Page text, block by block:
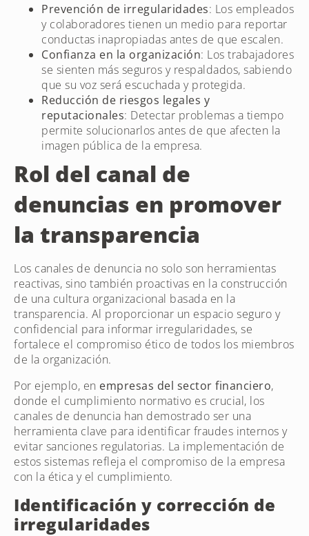
Prevención de irregularidades: Los empleados
y colaboradores tienen un medio para reportar
conductas inapropiadas antes de que escalen.
Confianza en la organización: Los trabajadores
se sienten más seguros y respaldados, sabiendo
que su voz será escuchada y protegida.
Reducción de riesgos legales y
reputacionales: Detectar problemas a tiempo
permite solucionarlos antes de que afecten la
imagen pública de la empresa.
Rol del canal de
denuncias en promover
la transparencia
Los canales de denuncia no solo son herramientas
reactivas, sino también proactivas en la construcción
de una cultura organizacional basada en la
transparencia. Al proporcionar un espacio seguro y
confidencial para informar irregularidades, se
fortalece el compromiso ético de todos los miembros
de la organización.
Por ejemplo, en empresas del sector financiero,
donde el cumplimiento normativo es crucial, los
canales de denuncia han demostrado ser una
herramienta clave para identificar fraudes internos y
evitar sanciones regulatorias. La implementación de
estos sistemas refleja el compromiso de la empresa
con la ética y el cumplimiento.
Identificación y corrección de
irregularidades